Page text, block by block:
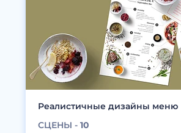
Реалистичные дизайны меню
СЦЕНЫ - 10